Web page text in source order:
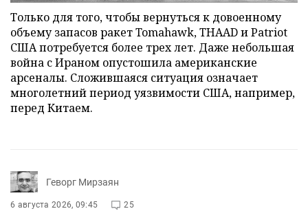
Только для того, чтобы вернуться к довоенному
объему запасов ракет Tomahawk, THAAD и Patriot
США потребуется более трех лет. Даже небольшая
война с Ираном опустошила американские
арсеналы. Сложившаяся ситуация означает
многолетний период уязвимости США, например,
перед Китаем.
Геворг Мирзаян
6 августа 2026, 09:45 25